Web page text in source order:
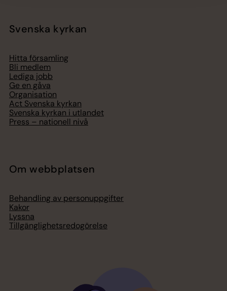
Svenska kyrkan
Hitta församling
Bli medlem
Lediga jobb
Ge en gåva
Organisation
Act Svenska kyrkan
Svenska kyrkan i utlandet
Press – nationell nivå
Om webbplatsen
Behandling av personuppgifter
Kakor
Lyssna
Tillgänglighetsredogörelse